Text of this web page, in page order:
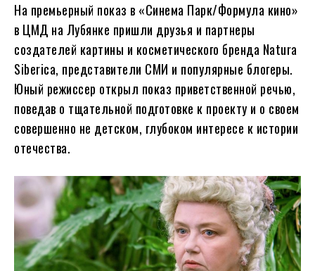
На премьерный показ в «Синема Парк/Формула кино»
в ЦМД на Лубянке пришли друзья и партнеры
создателей картины и косметического бренда Natura
Siberica, представители СМИ и популярные блогеры.
Юный режиссер открыл показ приветственной речью,
поведав о тщательной подготовке к проекту и о своем
совершенно не детском, глубоком интересе к истории
отечества.